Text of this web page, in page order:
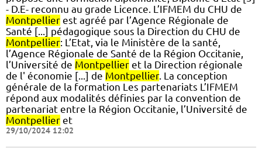
- D.E- reconnu au grade Licence. L’IFMEM du CHU de
Montpellier est agréé par l’Agence Régionale de
Santé [...] pédagogique sous la Direction du CHU de
Montpellier: L’Etat, via le Ministère de la santé,
l’Agence Régionale de Santé de la Région Occitanie,
l’Université de Montpellier et la Direction régionale
de l' économie [...] de Montpellier. La conception
générale de la formation Les partenariats L’IFMEM
répond aux modalités définies par la convention de
partenariat entre la Région Occitanie, l’Université de
Montpellier et
29/10/2024 12:02